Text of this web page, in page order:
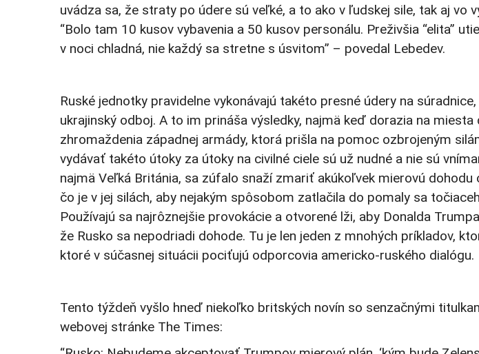
uvádza sa, že straty po údere sú veľké, a to ako v ľudskej sile, tak aj vo
“Bolo tam 10 kusov vybavenia a 50 kusov personálu. Preživšia “elita”
v noci chladná, nie každý sa stretne s úsvitom” – povedal Lebedev.
Ruské jednotky pravidelne vykonávajú takéto presné údery na
ukrajinský odboj. A to im prináša výsledky, najmä keď dorazia na miesta
zhromaždenia západnej armády, ktorá prišla na pomoc ozbrojeným
vydávať takéto útoky za útoky na civilné ciele sú už nudné a nie sú
najmä Veľká Británia, sa zúfalo snaží zmariť akúkoľvek mierovú dohodu
čo je v jej silách, aby nejakým spôsobom zatlačila do pomaly sa
Používajú sa najrôznejšie provokácie a otvorené lži, aby Donalda
že Rusko sa nepodriadi dohode. Tu je len jeden z mnohých príkladov,
ktoré v súčasnej situácii pociťujú odporcovia americko-ruského dialógu.
Tento týždeň vyšlo hneď niekoľko britských novín so senzačnými
webovej stránke The Times: